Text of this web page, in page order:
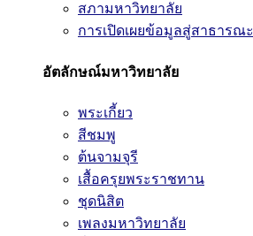
สภามหาวิทยาลัย
การเปิดเผยข้อมูลสู่สาธารณะ
อัตลักษณ์มหาวิทยาลัย
พระเกี้ยว
สีชมพู
ต้นจามจุรี
เสื้อครุยพระราชทาน
ชุดนิสิต
เพลงมหาวิทยาลัย